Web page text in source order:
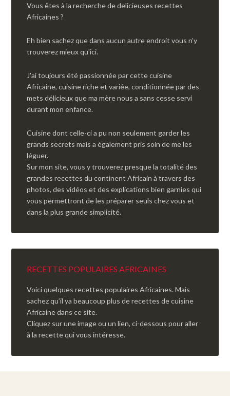
Vous êtes à la recherche de delicieuses recettes
Africaines ?
Eh bien sachez que dans aucun autre endroit vous n’y
trouverez mieux qu'ici.
J'ai toujours été passionnée par cette cuisine
Africaine, cuisine riche et variée, conditionnée par des
mets délicieux que ma mère nous a sans cesse servi
durant mon enfance.
Cuisine dont celle-ci a pu non seulement garder les
grands secrets mais a également pris soin de me les
léguer.
Sur mon site, vous y trouverez presque la totalité des
grandes recettes du continent Africain à travers des
photos, des vidéos et des explications bien garnies qui
vous permettront de les préparer seuls chez vous et
dans la plus grande simplicité.
RECETTES POPULAIRES AFRICAINES
Voici quelques recettes populaires Africaines. Mais
sachez qu’il ya beaucoup plus de recettes de cuisine
Africaine dans ce site.
Cliquez sur une image ou un lien, ci-dessous pour aller
à la recette qui vous intéresse.